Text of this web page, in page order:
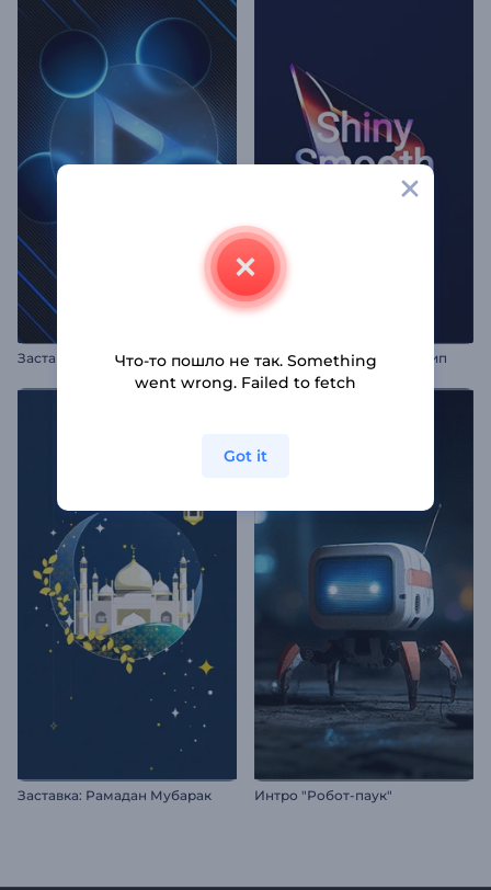
Заставка: Неоновые сферы Блестяще-гладкий логотип
Заставка: Рамадан Мубарак Интро "Робот-паук"
Что-то пошло не так. Something
went wrong. Failed to fetch
Got it